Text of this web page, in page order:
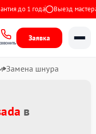
до 1 года Выезд мастера
Заявка
Замена шнура
в